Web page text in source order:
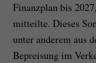
Finanzplan bis
mitteilte. Dieses
unter anderem aus
Bepreisung im